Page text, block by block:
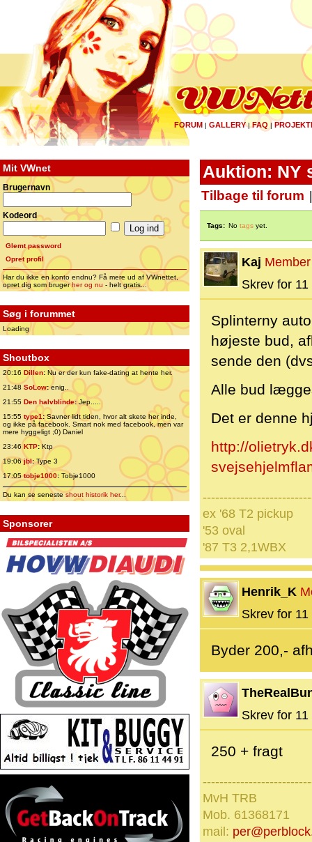
FORUM | GALLERY|FAQ |
Mit VWnet
Brugernavn
Kodeord
Glemt password
Opret profil
Har du ikke en konto endnu? Få mere ud af VWnettet,
opret dig som brugerher og nu - helt gratis...
Søg i forummet
Loading
Shoutbox
20:16 Dillen: Nu er der kun fake-dating at hente her.
21:48 SoLow:enig..
21:55 Den halvblinde:Jep.....
15:55 type1:Savner lidt tiden, hvor alt skete her inde,
og ikke på facebook. Smart nok med facebook, men var
mere hyggeligt ;0) Daniel
23:46 KTP:Ktp
19:06jbl:Type 3
17:05tobje1000: Tobje1000
Du kan se senesteshout historik her...
Sponsorer
Auktion: NY
Tilbage til forum
Tags: No tags yet.
Kaj Member
Skrev for
Splinterny
højeste bud,
sende den
Alle bud
Det er denne
http://
ex '68 T2 pickup
'53 oval
'87 T3 2,1WBX
Henrik_K
Skrev for
Byder 200,-
Skrev for
250 + fragt
MvH TRB
Mob. 61368171
mail: